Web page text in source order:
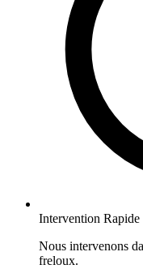
Intervention Rapide
Nous intervenons
freloux.